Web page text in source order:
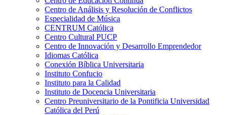
Centro de Análisis y Resolución de Conflictos
Especialidad de Música
CENTRUM Católica
Centro Cultural PUCP
Centro de Innovación y Desarrollo Emprendedor
Idiomas Católica
Conexión Bíblica Universitaria
Instituto Confucio
Instituto para la Calidad
Instituto de Docencia Universitaria
Centro Preuniversitario de la Pontificia Universidad
Católica del Perú